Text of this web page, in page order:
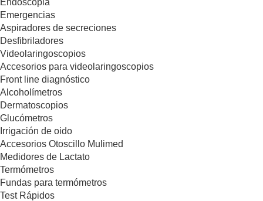
Emergencias
Aspiradores de secreciones
Desfibriladores
Videolaringoscopios
Accesorios para videolaringoscopios
Front line diagnóstico
Alcoholímetros
Dermatoscopios
Glucómetros
Irrigación de oido
Accesorios Otoscillo Mulimed
Medidores de Lactato
Termómetros
Fundas para termómetros
Test Rápidos